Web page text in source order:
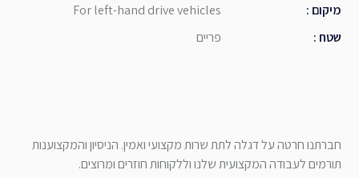
For left-hand drive vehicles
: מיקום
פריים
: שטח
חברתנו חרטה על דגלה לתת שרות מקצועי ואמין. הניסיון והמקצוענות
תורמים לעבודה המקצועית שלנו וללקוחות חוזרים ומרוצים.